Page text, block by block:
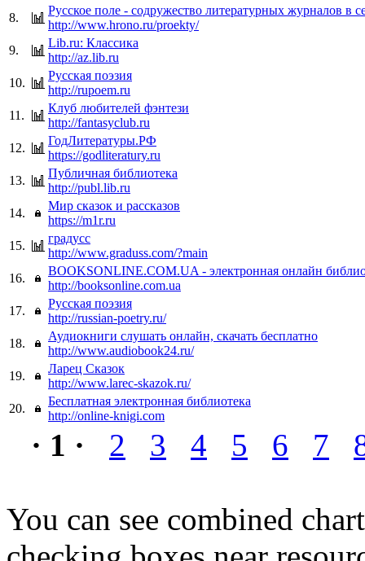
8.
Русское поле - содружество литературных журналов в
http://www.hrono.ru/proekty/
9.
Lib.ru: Классика
http://az.lib.ru
10.
Русская поэзия
http://rupoem.ru
11.
Клуб любителей фэнтези
http://fantasyclub.ru
12.
ГодЛитературы.РФ
https://godliteratury.ru
13.
Публичная библиотека
http://publ.lib.ru
14.
Мир сказок и рассказов
https://m1r.ru
15.
градусс
http://www.graduss.com/?main
16.
BOOKSONLINE.COM.UA - электронная онлайн
http://booksonline.com.ua
17.
Русская поэзия
http://russian-poetry.ru/
18.
Аудиокниги слушать онлайн, скачать бесплатно
http://www.audiobook24.ru/
19.
Ларец Сказок
http://www.larec-skazok.ru/
20.
Бесплатная электронная библиотека
http://online-knigi.com
· 1 · 2 3 4 5 6 7
You can see combined